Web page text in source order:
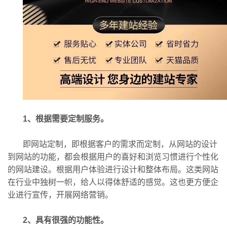
1、根据需要定制服务。
即网站定制，即根据客户的需求而定制，从网站的设计
到网站的功能，都会根据用户的喜好和浏览习惯进行个性化
的网站建设。根据用户体验进行设计和整体布局。这类网站
在行业中独树一帜，给人以得体舒适的感觉。这也更方便企
业进行宣传，开展网络营销。
2、具有很强的功能性。